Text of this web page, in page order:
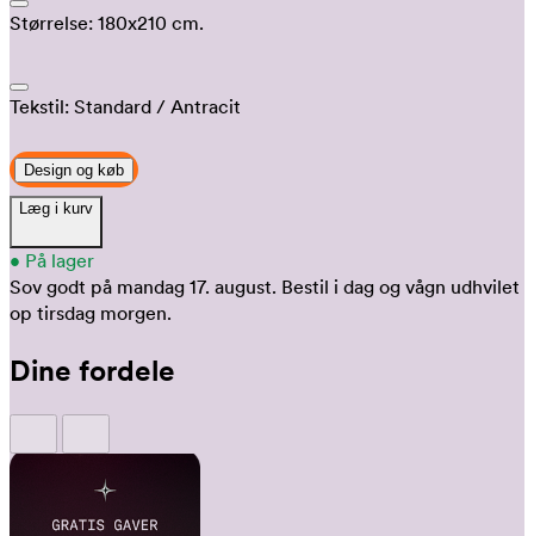
Størrelse: 180x210 cm.
Tekstil: Standard / Antracit
Design og køb
Læg i kurv
• På lager
Sov godt på mandag 17. august. Bestil i dag og vågn udhvilet
op tirsdag morgen.
Dine fordele